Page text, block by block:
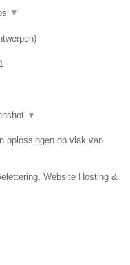
▼
)
▼
oplossingen op vlak van
Website Hosting &